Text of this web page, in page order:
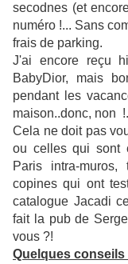
secodnes (et
numéro !... Sans
frais de parking.
J'ai encore reçu
BabyDior, mais
pendant les
maison..donc, non
Cela ne doit pas
ou celles qui sont
Paris intra-
copines qui ont
catalogue Jacadi
fait la pub de
vous ?!
Quelques conseils